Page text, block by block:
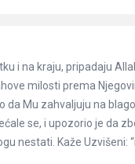
i na kraju, pripadaju
milosti prema
da Mu zahvaljuju na
se, i upozorio je da
nestati. Kaže Uzvišeni: “i